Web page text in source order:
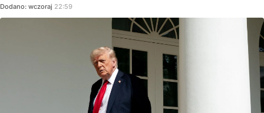
Dodano: wczoraj 22:59